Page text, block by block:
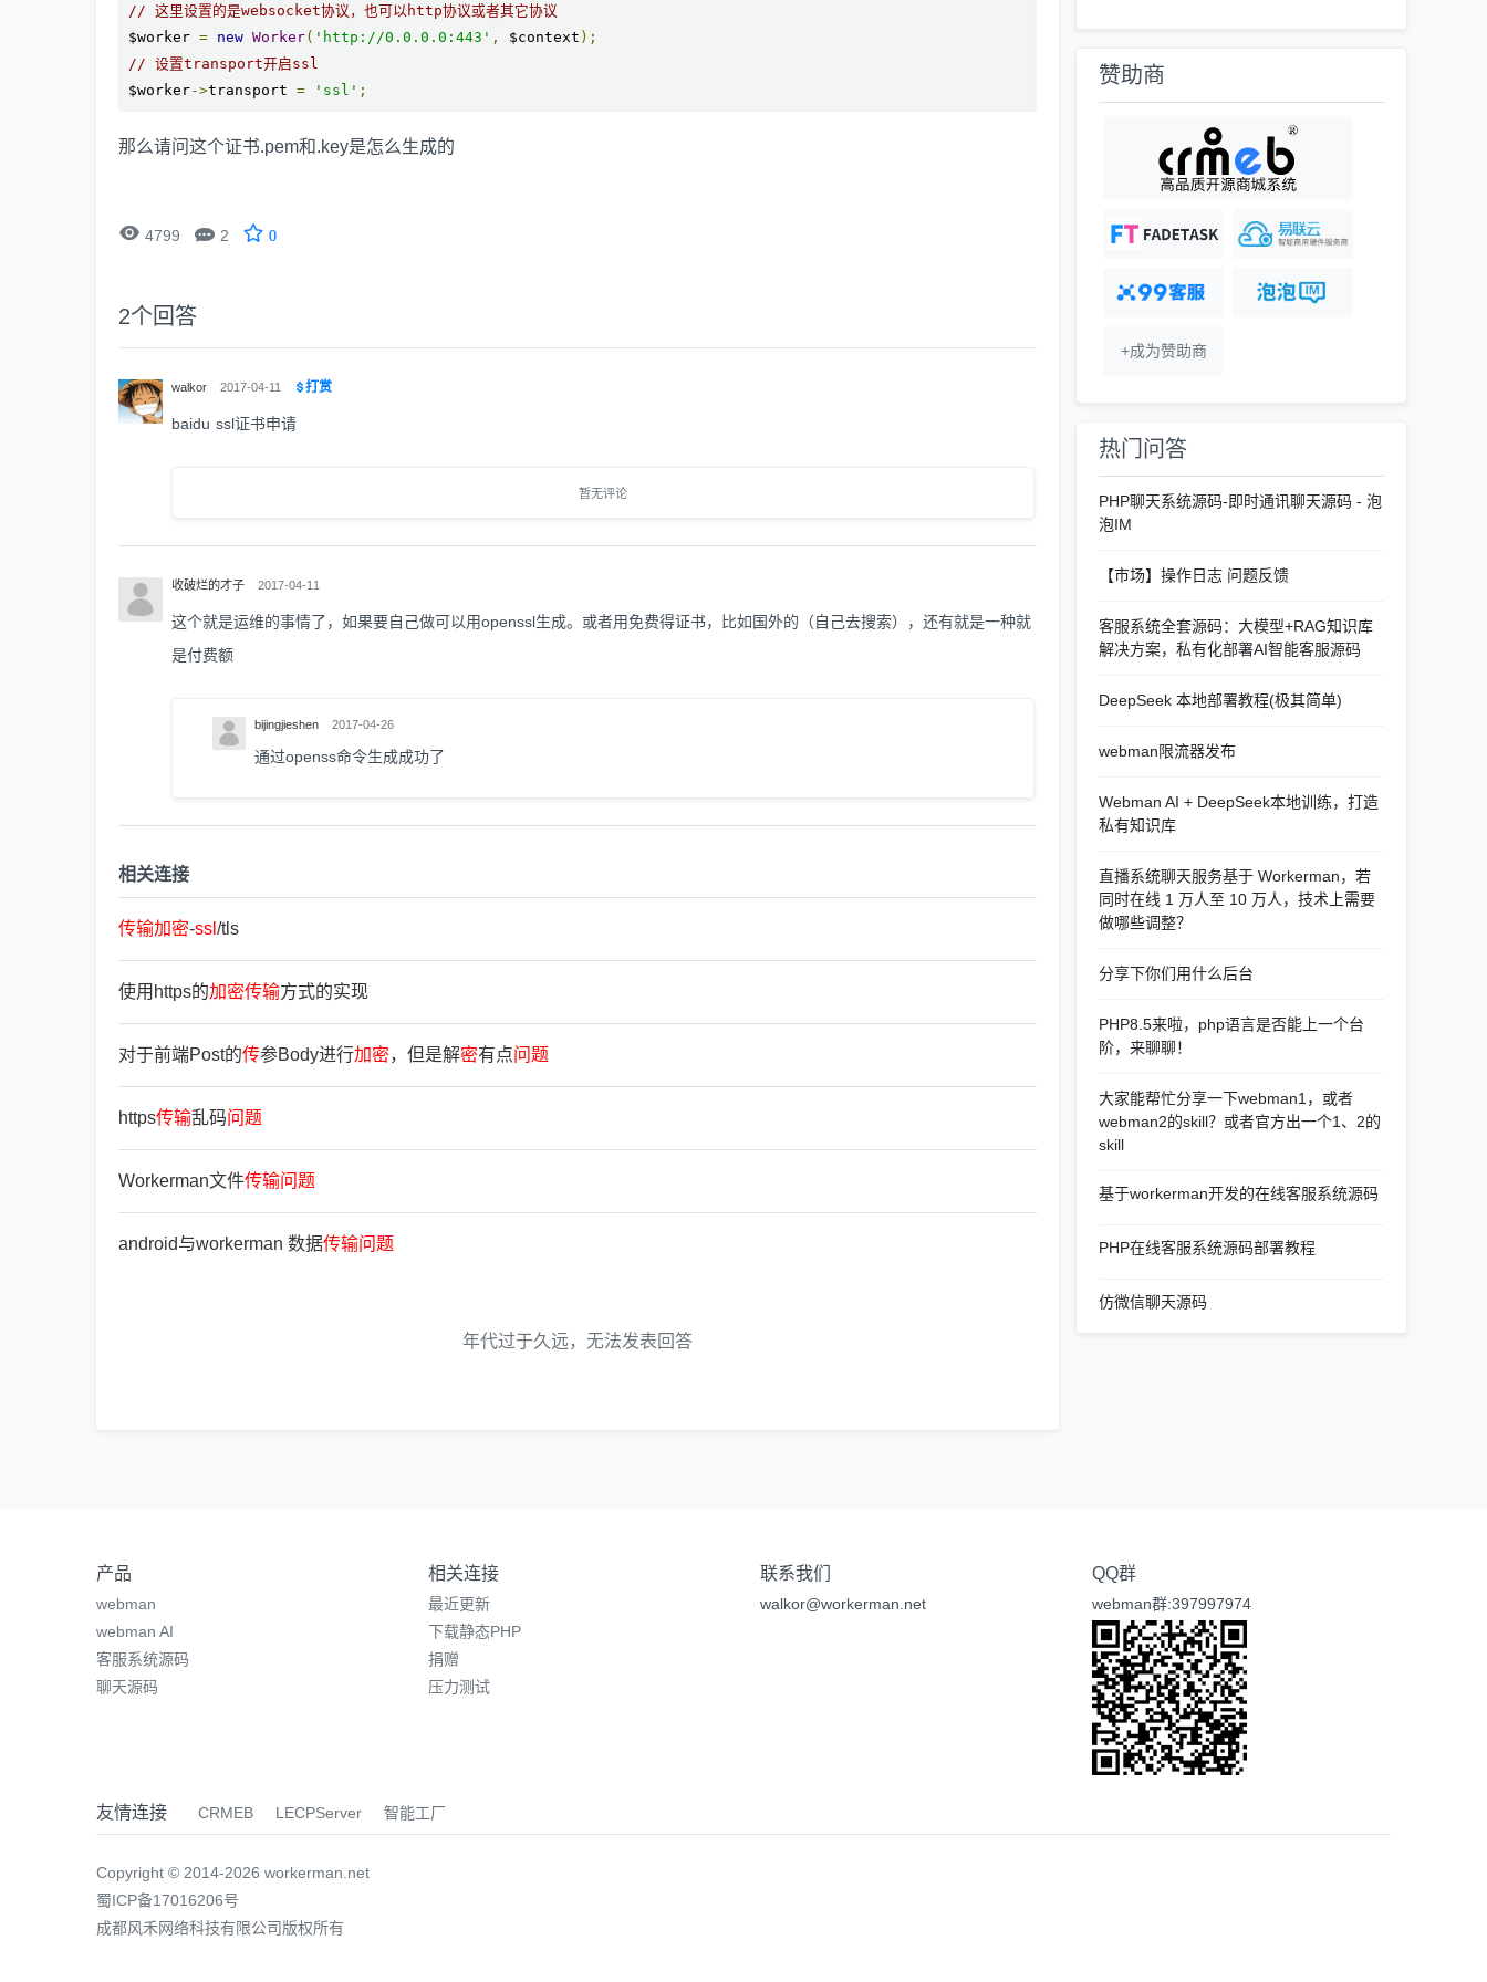
// 这里设置的是websocket协议，也可以http协议或者其它协议
$worker = new Worker( 'http://0.0.0.0:443' , $context );
// 设置transport开启ssl
$worker->transport = 'ssl' ;
那么请问这个证书.pem和.key是怎么生成的
 4799  2 0
2个回答
walkor 2017-04-11 打赏
baidu ssl证书申请
暂无评论
收破烂的才子 2017-04-11
这个就是运维的事情了，如果要自己做可以用openssl生成。或者用免费得证书，比如国外的（自己去搜索），还有就是一种就
是付费额
bijingjieshen 2017-04-26
通过openss命令生成成功了
相关连接
传输加密-ssl /tls
使用https的加密传输方式的实现
对于前端Post的传参Body进行加密，但是解密有点问题
https传输乱码问题
Workerman文件传输问题
android与workerman 数据传输问题
年代过于久远，无法发表回答
赞助商
+成为赞助商
热门问答
PHP聊天系统源码-即时通讯聊天源码 - 泡
泡IM
【市场】操作日志 问题反馈
客服系统全套源码：大模型+RAG知识库
解决方案，私有化部署AI智能客服源码
DeepSeek 本地部署教程(极其简单)
webman限流器发布
Webman AI + DeepSeek本地训练，打造
私有知识库
直播系统聊天服务基于 Workerman，若
同时在线 1 万人至 10 万人，技术上需要
做哪些调整？
分享下你们用什么后台
PHP8.5来啦，php语言是否能上一个台
阶，来聊聊！
大家能帮忙分享一下webman1，或者
webman2的skill？或者官方出一个1、2的
skill
基于workerman开发的在线客服系统源码
PHP在线客服系统源码部署教程
仿微信聊天源码
产品
webman
webman AI
客服系统源码
聊天源码
相关连接
最近更新
下载静态PHP
捐赠
压力测试
联系我们
walkor@workerman.net
QQ群
webman群:397997974
友情连接 CRMEB LECPServer 智能工厂
Copyright © 2014-2026 workerman.net
蜀ICP备17016206号
成都风禾网络科技有限公司版权所有